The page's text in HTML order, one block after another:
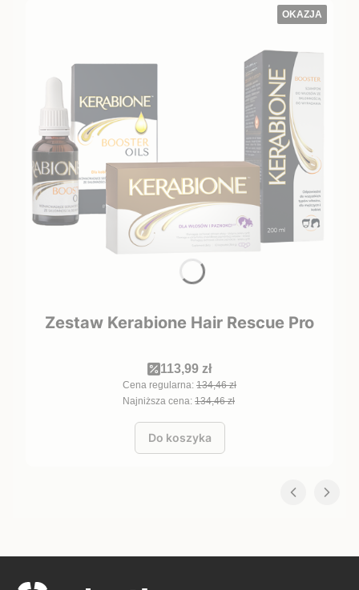
OKAZJA
Zestaw Kerabione Hair Rescue Pro
113,99 zł
Cena regularna: 134,46 zł
Najniższa cena: 134,46 zł
Do koszyka